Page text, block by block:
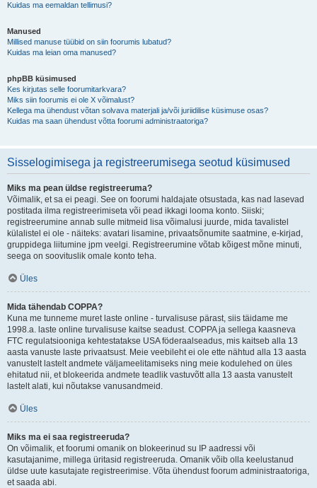
Kuidas ma eemaldan tellimusi?
Manused
Millised manuse tüübid on siin foorumis lubatud?
Kuidas ma leian oma manused?
phpBB küsimused
Kes kirjutas selle foorumitarkvara?
Miks siin foorumis ei ole X võimalust?
Kellega ma ühendust võtan solvava materjali ja/või juriidilise küsimuse osas?
Kuidas ma saan ühendust võtta foorumi administraatoriga?
Sisselogimisega ja registreerumisega seotud küsimused
Miks ma pean üldse registreeruma?
Võimalik, et sa ei peagi. See on foorumi haldajate otsustada, kas nad lasevad
postitada ilma registreerimiseta või pead ikkagi looma konto. Siiski;
registreerumine annab sulle mitmeid lisa võimalusi juurde, mida tavalistel
külalistel ei ole - näiteks: avatari lisamine, privaatsõnumite saatmine, e-kirjad,
gruppidega liitumine jpm veelgi. Registreerumine võtab kõigest mõne minuti,
seega on soovituslik omale konto teha.
Üles
Mida tähendab COPPA?
Kuna me tunneme muret laste online - turvalisuse pärast, siis täidame me
1998.a. laste online turvalisuse kaitse seadust. COPPA ja sellega kaasneva
FTC regulatsiooniga kehtestatakse USA föderaalseadus, mis kaitseb alla 13
aasta vanuste laste privaatsust. Meie veebileht ei ole ette nähtud alla 13 aasta
vanustelt lastelt andmete väljameelitamiseks ning meie kodulehed on üles
ehitatud nii, et blokeerida andmete teadlik vastuvõtt alla 13 aasta vanustelt
lastelt alati, kui nõutakse vanusandmeid.
Üles
Miks ma ei saa registreeruda?
On võimalik, et foorumi omanik on blokeerinud su IP aadressi või
kasutajanime, millega üritasid registreeruda. Omanik võib olla keelustanud
üldse uute kasutajate registreerimise. Võta ühendust foorum administraatoriga,
et saada abi.